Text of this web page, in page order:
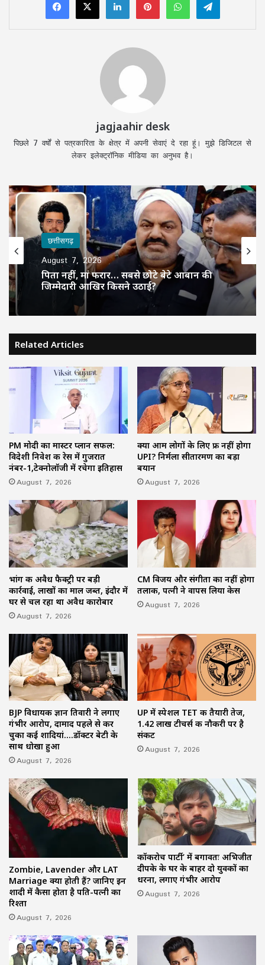
jagjaahir desk
पिछले 7 वर्षों से पत्रकारिता के क्षेत्र में अपनी सेवाएं दे रहा हूं। मुझे डिजिटल से
लेकर इलेक्ट्रॉनिक मीडिया का अनुभव है।
छत्तीसगढ़
August 7, 2026
पिता नहीं, मां फरार… सबसे छोटे बेटे आबान की
जिम्मेदारी आखिर किसने उठाई?
Related Articles
PM मोदी का मास्टर प्लान सफल:
विदेशी निवेश की रेस में गुजरात
नंबर-1,टेक्नोलॉजी में रचेगा इतिहास
August 7, 2026
क्या आम लोगों के लिए फ्री नहीं होगा
UPI? निर्मला सीतारमण का बड़ा
बयान
August 7, 2026
भांग की अवैध फैक्ट्री पर बड़ी
कार्रवाई, लाखों का माल जब्त, इंदौर में
घर से चल रहा था अवैध कारोबार
August 7, 2026
CM विजय और संगीता का नहीं होगा
तलाक, पत्नी ने वापस लिया केस
August 7, 2026
BJP विधायक ज्ञान तिवारी ने लगाए
गंभीर आरोप, दामाद पहले से कर
चुका कई शादियां….डॉक्टर बेटी के
साथ धोखा हुआ
August 7, 2026
UP में स्पेशल TET की तैयारी तेज,
1.42 लाख टीचर्स की नौकरी पर है
संकट
August 7, 2026
Zombie, Lavender और LAT
Marriage क्या होती हैं? जानिए इन
शादी में कैसा होता है पति-पत्नी का
रिश्ता
August 7, 2026
कॉकरोच पार्टी’ में बगावतः अभिजीत
दीपके के घर के बाहर दो युवकों का
धरना, लगाए गंभीर आरोप
August 7, 2026